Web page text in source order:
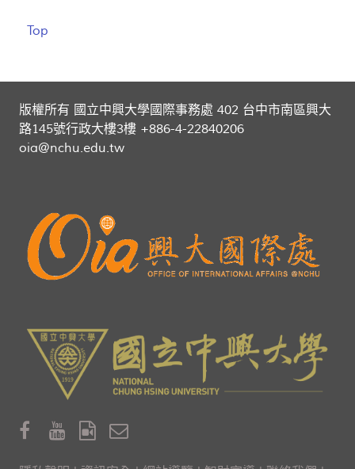
Top
版權所有 國立中興大學國際事務處 402 台中市南區興大
路145號行政大樓3樓 +886-4-22840206
oia@nchu.edu.tw